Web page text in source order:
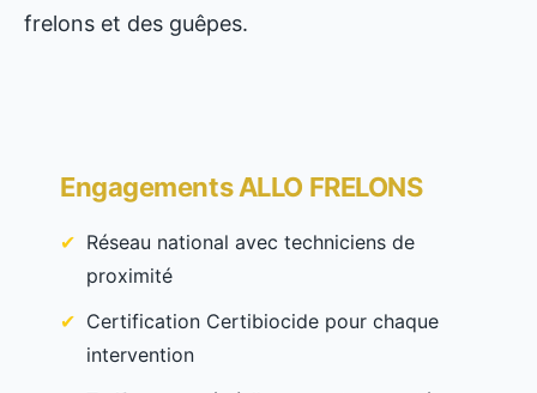
frelons et des guêpes.
Engagements ALLO FRELONS
Réseau national avec techniciens de
proximité
Certification Certibiocide pour chaque
intervention